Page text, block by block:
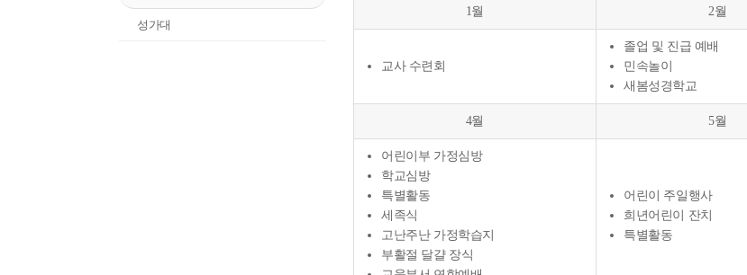
성가대
1월 2월
교사 수련회
졸업 및 진급 예배
민속놀이
새봄성경학교
4월 5월
어린이부 가정심방
학교심방
특별활동
세족식
고난주난 가정학습지
부활절 달걀 장식
어린이 주일행사
희년어린이 잔치
특별활동